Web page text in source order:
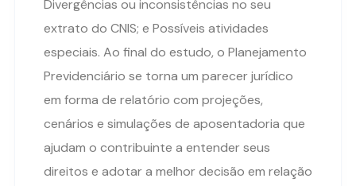
Divergências ou inconsistências no seu
extrato do CNIS; e Possíveis atividades
especiais. Ao final do estudo, o Planejamento
Previdenciário se torna um parecer jurídico
em forma de relatório com projeções,
cenários e simulações de aposentadoria que
ajudam o contribuinte a entender seus
direitos e adotar a melhor decisão em relação